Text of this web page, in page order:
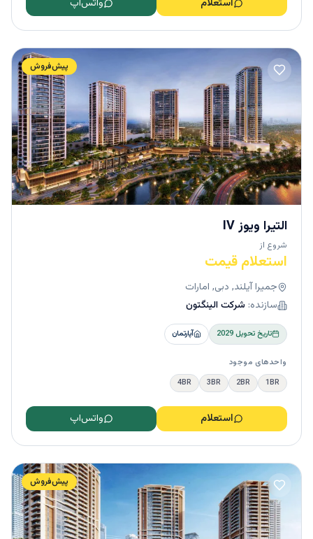
استعلام واتس‌اپ
پیش‌فروش
التیرا ویوز IV
شروع از
استعلام قیمت
جمیرا آیلند, دبی, امارات
سازنده: شرکت الینگتون
تاریخ تحویل2029 آپارتمان
واحدهای موجود
1BR
2BR
3BR
4BR
استعلام واتس‌اپ
پیش‌فروش